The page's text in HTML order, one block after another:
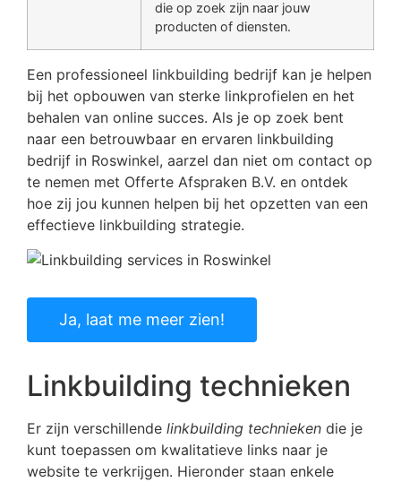
die op zoek zijn naar jouw
producten of diensten.
Een professioneel linkbuilding bedrijf kan je helpen
bij het opbouwen van sterke linkprofielen en het
behalen van online succes. Als je op zoek bent
naar een betrouwbaar en ervaren linkbuilding
bedrijf in Roswinkel, aarzel dan niet om contact op
te nemen met Offerte Afspraken B.V. en ontdek
hoe zij jou kunnen helpen bij het opzetten van een
effectieve linkbuilding strategie.
Ja, laat me meer zien!
Linkbuilding technieken
Er zijn verschillende linkbuilding technieken die je
kunt toepassen om kwalitatieve links naar je
website te verkrijgen. Hieronder staan enkele